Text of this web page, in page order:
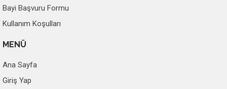
Bayi Başvuru Formu
Kullanım Koşulları
MENÜ
Ana Sayfa
Giriş Yap